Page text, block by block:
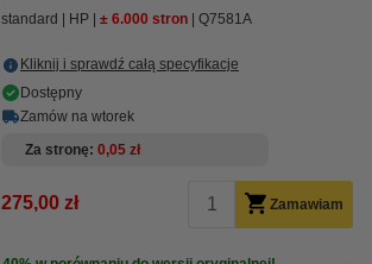
standard HP ± 6.000 stron Q7581A
Kliknij i sprawdź całą specyfikacje
Dostępny
Zamów na wtorek
Za stronę 0,05 zł
275,00 zł Zamawiam